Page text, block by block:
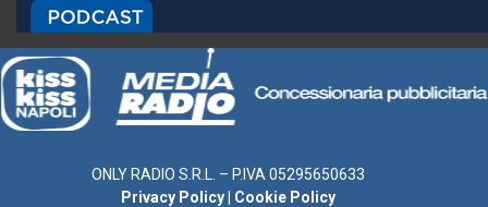
ONLY RADIO S.R.L. – P.IVA 05295650633
Privacy Policy
Cookie Policy